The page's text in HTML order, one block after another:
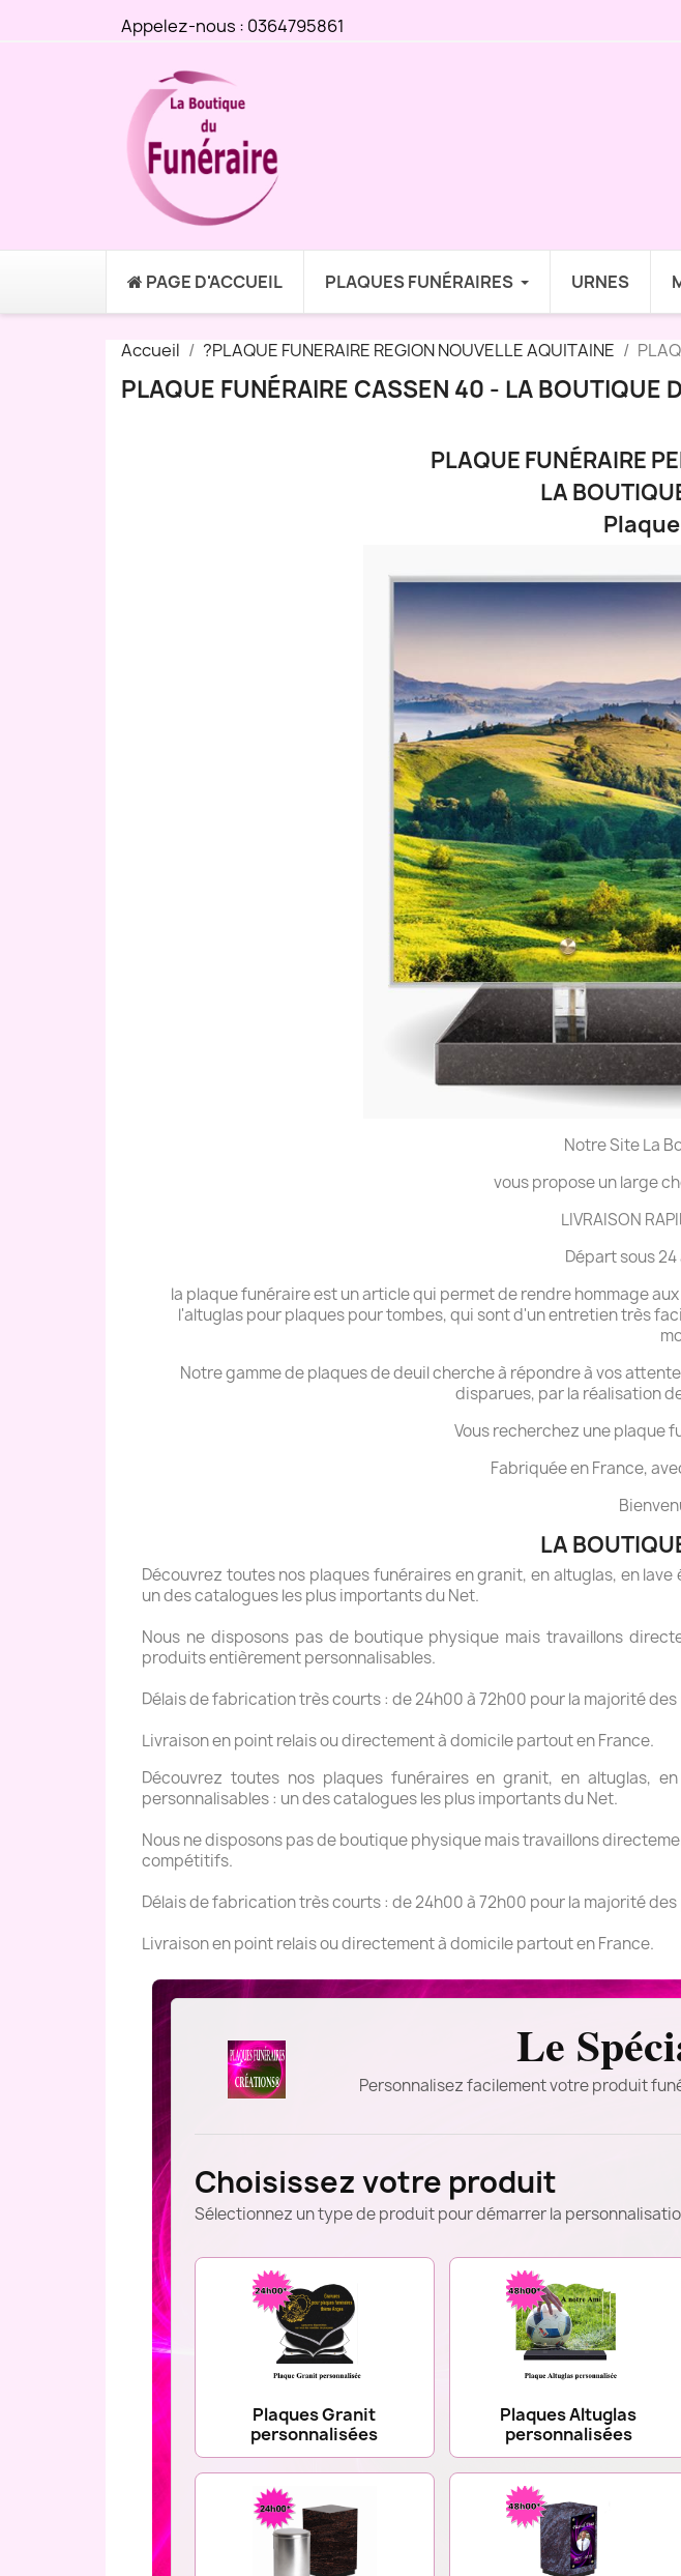
Appelez-nous : 0364795861
PAGE D'ACCUEIL PLAQUES FUNÉRAIRES URNES
Accueil ?PLAQUE FUNERAIRE REGION NOUVELLE AQUITAINE
PLAQUE FUNÉRAIRE CASSEN 40 - LA BOUTIQUE
PLAQUE FUNÉRAIRE
LA
Notre Site La
vous propose un large
LIVRAISON
Départ sous 24
la plaque funéraire est un article qui permet de rendre hommage
l'altuglas pour plaques pour tombes, qui sont d'un entretien très
Notre gamme de plaques de deuil cherche à répondre à vos
disparues, par la réalisation
Vous recherchez une plaque
Fabriquée en France,
LA
Découvrez toutes nos plaques funéraires en granit, en altuglas, en
un des catalogues les plus importants du Net.
Nous ne disposons pas de boutique physique mais travaillons
produits entièrement personnalisables.
Délais de fabrication très courts : de 24h00 à 72h00 pour la majorité
Livraison en point relais ou directement à domicile partout en France.
Découvrez toutes nos plaques funéraires en granit, en altuglas,
personnalisables : un des catalogues les plus importants du Net.
Nous ne disposons pas de boutique physique mais travaillons
compétitifs.
Délais de fabrication très courts : de 24h00 à 72h00 pour la majorité
Livraison en point relais ou directement à domicile partout en France.
Le
Personnalisez facilement votre produit
Choisissez votre produit
Sélectionnez un type de produit pour démarrer la
Plaques Granit
personnalisées
Plaques Altuglas
personnalisées